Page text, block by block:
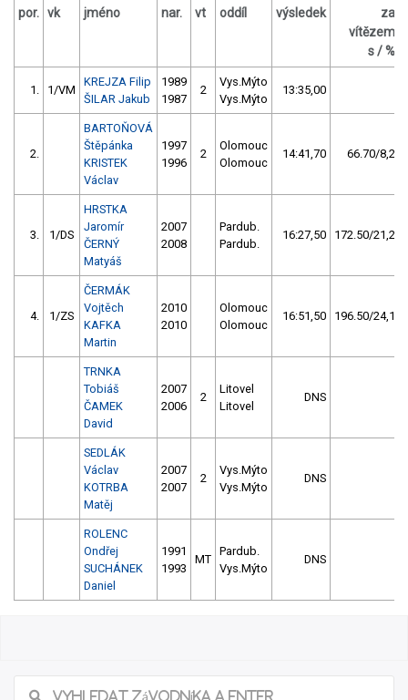
por. vk jméno nar. vt oddíl výsledek
za
vítězem
s / %
1. 1/VM
KREJZA Filip
ŠILAR Jakub
1989
1987
2
Vys.Mýto
Vys.Mýto
13:35,00
2.
BARTOŇOVÁ
Štěpánka
KRISTEK
Václav
1997
1996
2
Olomouc
Olomouc
14:41,70 66.70/8,2
3. 1/DS
HRSTKA
Jaromír
ČERNÝ
Matyáš
2007
2008
Pardub.
Pardub.
16:27,50 172.50/21,2
4. 1/ZS
ČERMÁK
Vojtěch
KAFKA
Martin
2010
2010
Olomouc
Olomouc
16:51,50 196.50/24,1
TRNKA
Tobiáš
ČAMEK
David
2007
2006
2
Litovel
Litovel
DNS
SEDLÁK
Václav
KOTRBA
Matěj
2007
2007
2
Vys.Mýto
Vys.Mýto
DNS
ROLENC
Ondřej
SUCHÁNEK
Daniel
1991
1993
MT
Pardub.
Vys.Mýto
DNS